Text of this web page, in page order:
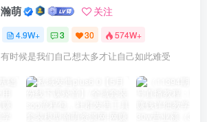
瀚萌 关注
4.9W+ 3 30 574W+
有时候是我们自己想太多才让自己如此难受